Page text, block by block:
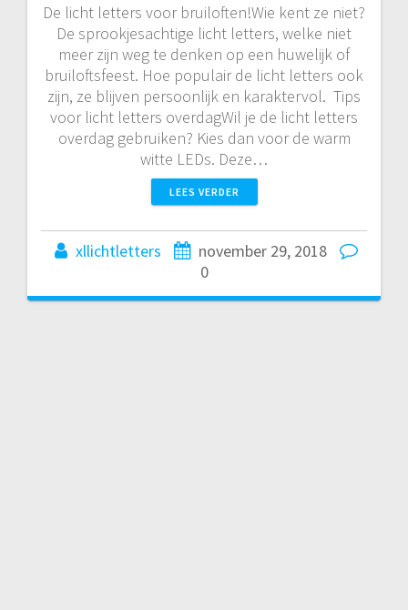
De licht letters voor bruiloften!Wie kent ze niet?
De sprookjesachtige licht letters, welke niet
meer zijn weg te denken op een huwelijk of
bruiloftsfeest. Hoe populair de licht letters ook
zijn, ze blijven persoonlijk en karaktervol. Tips
voor licht letters overdagWil je de licht letters
overdag gebruiken? Kies dan voor de warm
witte LEDs. Deze…
LEES VERDER
xllichtletters
november 29, 2018
0